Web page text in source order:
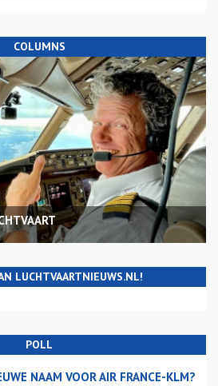
COLUMNS
LUCHTVAARTNIEUWS.NL!
POLL
NAAM VOOR AIR FRANCE-KLM?